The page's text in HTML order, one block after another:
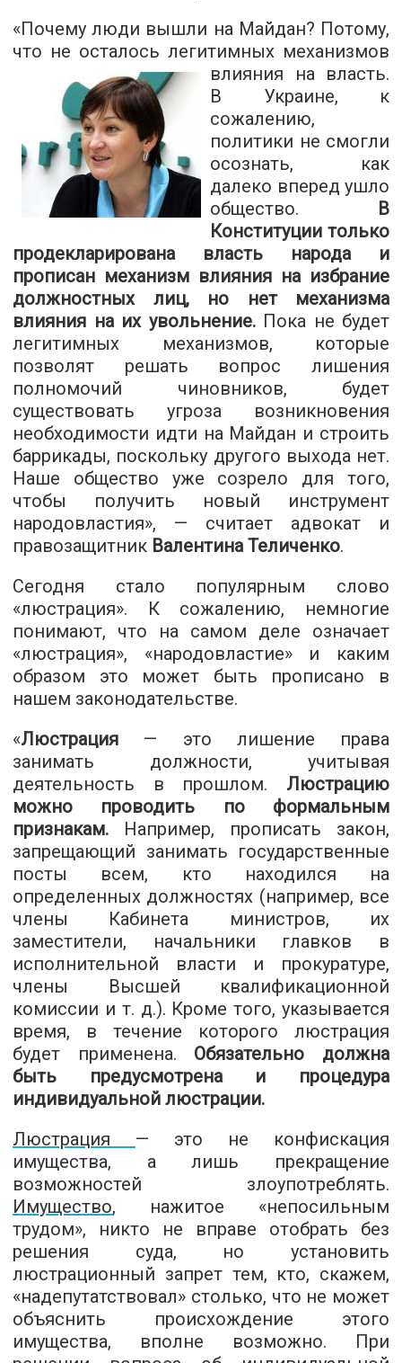
«Почему люди вышли на Майдан? Потому,
что не осталось легитимных механизмов
влияния на власть.
В Украине, к
сожалению,
политики не смогли
осознать, как
далеко вперед ушло
общество. В
Конституции только
продекларирована власть народа и
прописан механизм влияния на избрание
должностных лиц, но нет механизма
влияния на их увольнение.Пока не будет
легитимных механизмов, которые
позволят решать вопрос лишения
полномочий чиновников, будет
существовать угроза возникновения
необходимости идти на Майдан и строить
баррикады, поскольку другого выхода нет.
Наше общество уже созрело для того,
чтобы получить новый инструмент
народовластия», — считает адвокат и
правозащитник Валентина Теличенко.
Сегодня стало популярным слово
«люстрация». К сожалению, немногие
понимают, что на самом деле означает
«люстрация», «народовластие» и каким
образом это может быть прописано в
нашем законодательстве.
«Люстрация — это лишение права
занимать должности, учитывая
деятельность в прошлом. Люстрацию
можно проводить по формальным
признакам. Например, прописать закон,
запрещающий занимать государственные
посты всем, кто находился на
определенных должностях (например, все
члены Кабинета министров, их
заместители, начальники главков в
исполнительной власти и прокуратуре,
члены Высшей квалификационной
комиссии и т. д.). Кроме того, указывается
время, в течение которого люстрация
будет применена. Обязательно должна
быть предусмотрена и процедура
индивидуальной люстрации.
Люстрация — это не конфискация
имущества, а лишь прекращение
возможностей злоупотреблять.
Имущество, нажитое «непосильным
трудом», никто не вправе отобрать без
решения суда, но установить
люстрационный запрет тем, кто, скажем,
«надепутатствовал» столько, что не может
объяснить происхождение этого
имущества, вполне возможно. При